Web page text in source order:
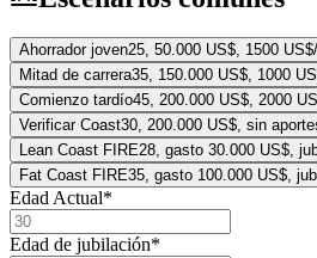
Ahorrador joven25, 50.000 US$, 1500
Mitad de carrera35, 150.000 US$, 1000
Comienzo tardío45, 200.000 US$, 2000
Verificar Coast30, 200.000 US$, sin
Lean Coast FIRE28, gasto 30.000 US$,
Fat Coast FIRE35, gasto 100.000 US$,
Edad Actual*
Edad de jubilación*